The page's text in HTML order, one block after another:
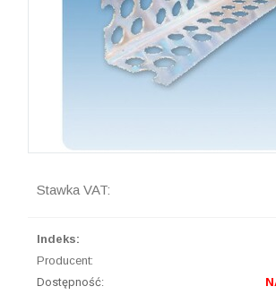
Stawka VAT:
Indeks:
Producent:
Dostępność: